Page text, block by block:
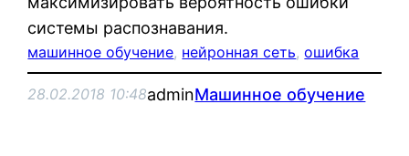
системы распознавания.
машинное обучение, нейронная сеть, ошибка
28.02.2018 10:48adminМашинное обучение